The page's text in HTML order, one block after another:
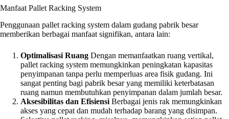
Manfaat Pallet Racking System
Penggunaan pallet racking system dalam gudang pabrik besar
memberikan berbagai manfaat signifikan, antara lain:
Optimalisasi Ruang Dengan memanfaatkan ruang vertikal,
pallet racking system memungkinkan peningkatan kapasitas
penyimpanan tanpa perlu memperluas area fisik gudang. Ini
sangat penting bagi pabrik besar yang memiliki keterbatasan
ruang namun membutuhkan penyimpanan dalam jumlah besar.
Aksesibilitas dan Efisiensi Berbagai jenis rak memungkinkan
akses yang cepat dan mudah terhadap barang yang disimpan.